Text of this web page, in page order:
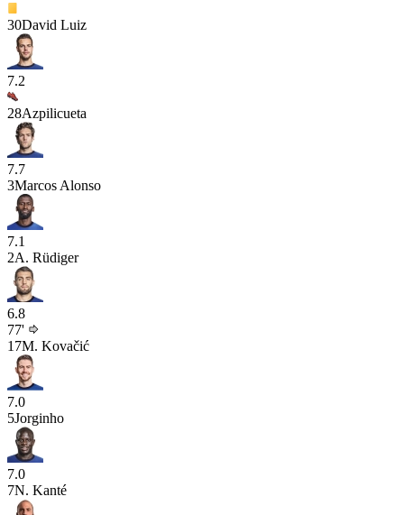
30David Luiz
7.2
28Azpilicueta
7.7
3Marcos Alonso
7.1
2A. Rüdiger
6.8
77'
17M. Kovačić
7.0
5Jorginho
7.0
7N. Kanté